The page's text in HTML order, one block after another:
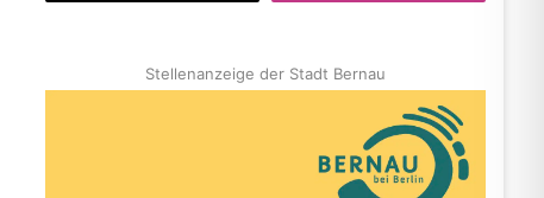
Stellenanzeige der Stadt Bernau